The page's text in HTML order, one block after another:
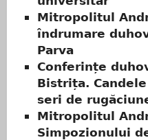
Mitropolitul
îndrumare
Parva
Conferințe
Bistrița.
seri de
Mitropolitul
Simpozionului